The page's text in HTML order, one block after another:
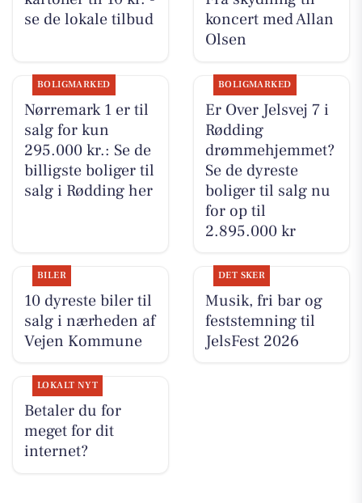
se de lokale tilbud
koncert med Allan
Olsen
BOLIGMARKED
Nørremark 1 er til
salg for kun
295.000 kr.: Se de
billigste boliger til
salg i Rødding her
BOLIGMARKED
Er Over Jelsvej 7 i
Rødding
drømmehjemmet?
Se de dyreste
boliger til salg nu
for op til
2.895.000 kr
BILER
10 dyreste biler til
salg i nærheden af
Vejen Kommune
DET SKER
Musik, fri bar og
feststemning til
JelsFest 2026
LOKALT NYT
Betaler du for
meget for dit
internet?